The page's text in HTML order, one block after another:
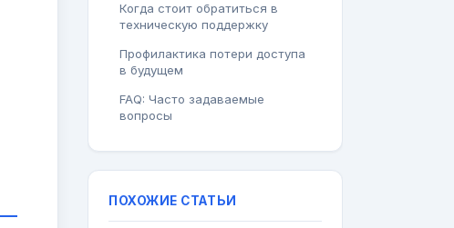
Когда стоит обратиться в
техническую поддержку
Профилактика потери доступа
в будущем
FAQ: Часто задаваемые
вопросы
ПОХОЖИЕ СТАТЬИ